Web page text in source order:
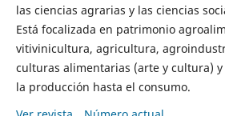
las ciencias agrarias y las ciencias
Está focalizada en patrimonio
vitivinicultura, agricultura,
culturas alimentarias (arte y cultura) y
la producción hasta el consumo.